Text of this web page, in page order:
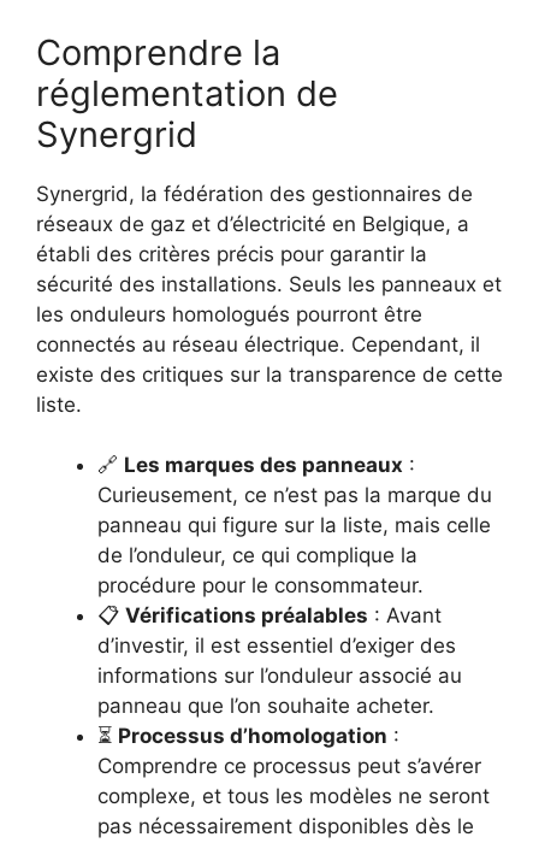
Comprendre la
réglementation de
Synergrid
Synergrid, la fédération des gestionnaires de
réseaux de gaz et d’électricité en Belgique, a
établi des critères précis pour garantir la
sécurité des installations. Seuls les panneaux et
les onduleurs homologués pourront être
connectés au réseau électrique. Cependant, il
existe des critiques sur la transparence de cette
liste.
🔗 Les marques des panneaux :
Curieusement, ce n’est pas la marque du
panneau qui figure sur la liste, mais celle
de l’onduleur, ce qui complique la
procédure pour le consommateur.
📋 Vérifications préalables : Avant
d’investir, il est essentiel d’exiger des
informations sur l’onduleur associé au
panneau que l’on souhaite acheter.
⏳ Processus d’homologation :
Comprendre ce processus peut s’avérer
complexe, et tous les modèles ne seront
pas nécessairement disponibles dès le